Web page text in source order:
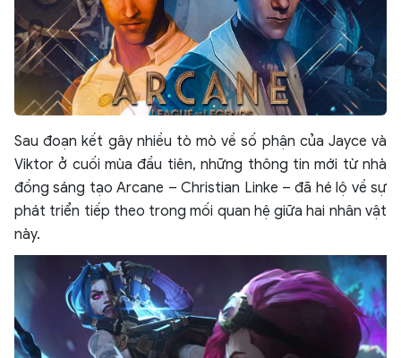
Sau đoạn kết gây nhiều tò mò về số phận của Jayce và
Viktor ở cuối mùa đầu tiên, những thông tin mới từ nhà
đồng sáng tạo Arcane – Christian Linke – đã hé lộ về sự
phát triển tiếp theo trong mối quan hệ giữa hai nhân vật
này.